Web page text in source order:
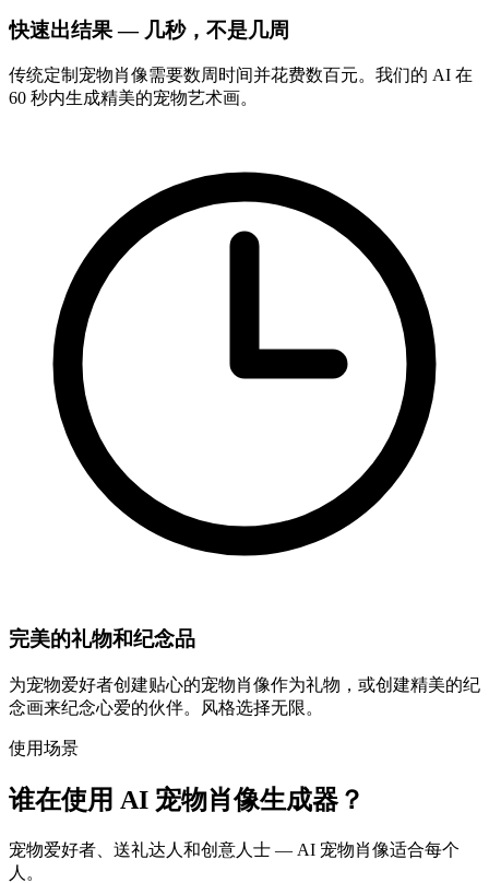
快速出结果 — 几秒，不是几周
传统定制宠物肖像需要数周时间并花费数百元。我们的 AI 在
60 秒内生成精美的宠物艺术画。
完美的礼物和纪念品
为宠物爱好者创建贴心的宠物肖像作为礼物，或创建精美的纪
念画来纪念心爱的伙伴。风格选择无限。
使用场景
谁在使用 AI 宠物肖像生成器？
宠物爱好者、送礼达人和创意人士 — AI 宠物肖像适合每个
人。